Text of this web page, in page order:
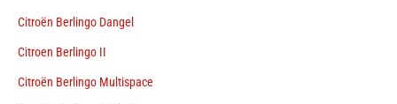
Citroën Berlingo Dangel
Citroen Berlingo II
Citroën Berlingo Multispace